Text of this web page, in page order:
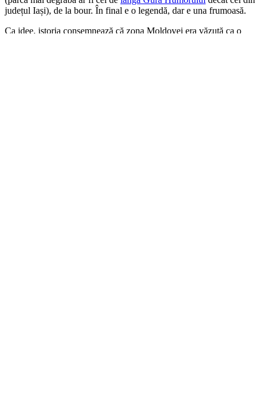
județul Iași), de la bour. În final e o legendă, dar e una frumoasă.
Ca idee, istoria consemnează că zona Moldovei era văzută ca o